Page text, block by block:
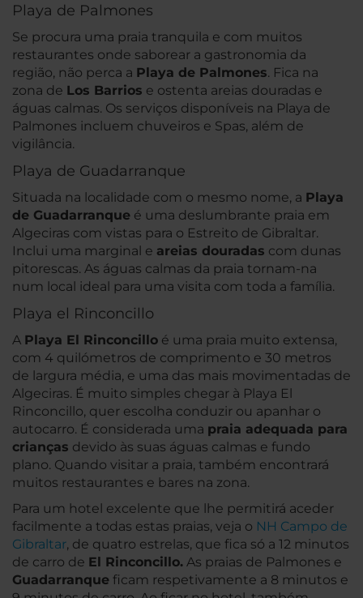
Playa de Palmones
Se procura uma praia tranquila e com muitos
restaurantes onde saborear a gastronomia da
região, não perca a Playa de Palmones. Fica na
zona de Los Barrios e ostenta areias douradas e
águas calmas. Os serviços disponíveis na Playa de
Palmones incluem chuveiros e Spas, além de
vigilância.
Playa de Guadarranque
Situada na localidade com o mesmo nome, a Playa
de Guadarranque é uma deslumbrante praia em
Algeciras com vistas para o Estreito de Gibraltar.
Inclui uma marginal e areias douradas com dunas
pitorescas. As águas calmas da praia tornam-na
num local ideal para uma visita com toda a família.
Playa el Rinconcillo
A Playa El Rinconcillo é uma praia muito extensa,
com 4 quilómetros de comprimento e 30 metros
de largura média, e uma das mais movimentadas de
Algeciras. É muito simples chegar à Playa El
Rinconcillo, quer escolha conduzir ou apanhar o
autocarro. É considerada uma praia adequada para
crianças devido às suas águas calmas e fundo
plano. Quando visitar a praia, também encontrará
muitos restaurantes e bares na zona.
Para um hotel excelente que lhe permitirá aceder
facilmente a todas estas praias, veja o NH Campo de
Gibraltar, de quatro estrelas, que fica só a 12 minutos
de carro de El Rinconcillo. As praias de Palmones e
Guadarranque ficam respetivamente a 8 minutos e